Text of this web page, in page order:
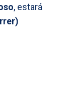
, estará